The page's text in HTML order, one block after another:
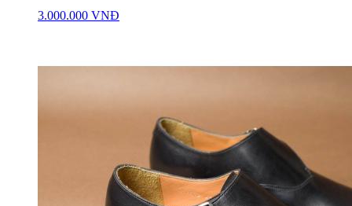
3.000.000 VNĐ